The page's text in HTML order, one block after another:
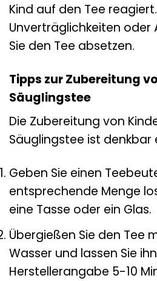
Kind auf den Tee
Unverträglichkeiten oder
Sie den Tee absetzen.
Tipps zur Zubereitung
Säuglingstee
Die Zubereitung von
Säuglingstee ist denkbar
Geben Sie einen
entsprechende Menge
eine Tasse oder ein Glas.
Übergießen Sie den Tee
Wasser und lassen Sie
Herstellerangabe 5-10